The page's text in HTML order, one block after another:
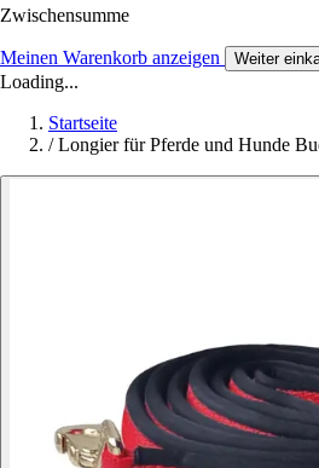
Zwischensumme
Meinen Warenkorb anzeigen Weiter
Loading...
Startseite
/ Longier für Pferde und Hunde